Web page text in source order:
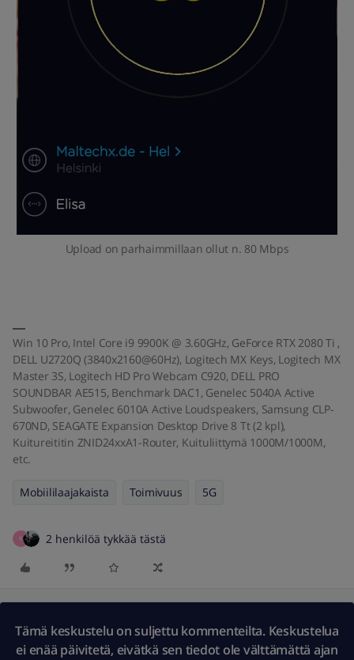
Upload on parhaimmillaan ollut n. 80 Mbps
Win 10 Pro, Intel Core i9 9900K @ 3.60GHz, GeForce RTX 2080 Ti ,
DELL U2720Q (3840x2160@60Hz), Logitech MX Keys, Logitech MX
Master 3S, Logitech HD Pro Webcam C920, DELL PRO
SOUNDBAR AE515, Benchmark DAC1, Genelec 5040A Active
Subwoofer, Genelec 6010A Active Loudspeakers, Samsung CLP-
670ND, SEAGATE Expansion Desktop Drive 8 Tt (2 kpl),
Kuitureititin ZNID24xxA1-Router, Kuituliittymä 1000M/1000M,
etc.
Mobiililaajakaista Toimivuus 5G
K 2 henkilöä tykkää tästä
Tämä keskustelu on suljettu kommenteilta. Keskustelua
ei enää päivitetä, eivätkä sen tiedot ole välttämättä ajan